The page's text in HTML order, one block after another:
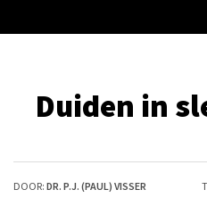
Duiden in
DOOR: DR. P.J. (PAUL) VISSER